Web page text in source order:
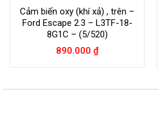
Cảm biến oxy (khí xả) , trên –
Ford Escape 2.3 – L3TF-18-
8G1C – (5/520)
890.000 ₫